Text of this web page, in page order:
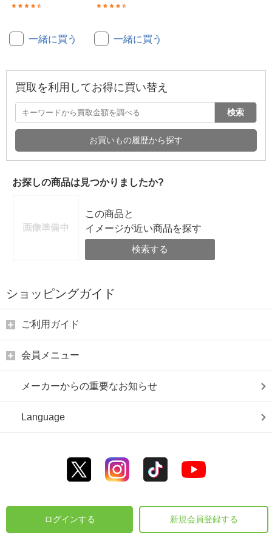
一緒に買う 一緒に買う
買取を利用してお得に買い替え
検索
お買いもの履歴から探す
お探しの商品は見つかりましたか?
この商品と
イメージが近い商品を探す
検索する
ショッピングガイド
ご利用ガイド
会員メニュー
メーカーからの重要なお知らせ
Language
ログインする 新規会員登録する